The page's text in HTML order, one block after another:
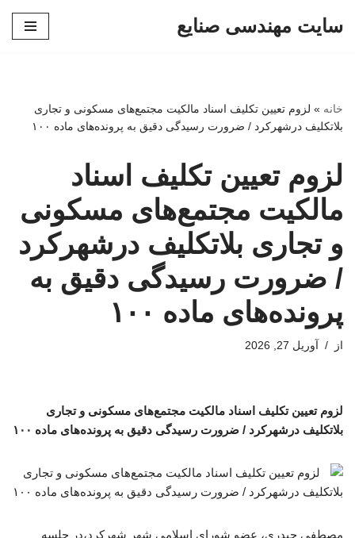
سایت مهندسی صنایع
خانه » لزوم تعیین تکلیف اسناد مالکیت مجتمع‌های مسکونی و تجاری
بلاتکلیف درشهرکرد / ضرورت رسیدگی دقیق به پرونده‌های ماده ۱۰۰
لزوم تعیین تکلیف اسناد
مالکیت مجتمع‌های مسکونی
و تجاری بلاتکلیف درشهرکرد
/ ضرورت رسیدگی دقیق به
پرونده‌های ماده ۱۰۰
از آوریل 27, 2026
لزوم تعیین تکلیف اسناد مالکیت مجتمع‌های مسکونی و تجاری
بلاتکلیف درشهرکرد / ضرورت رسیدگی دقیق به پرونده‌های ماده ۱۰۰
مصطفی حیدری، عضو شورای اسلامی شهر شهرکرد،در جلسه